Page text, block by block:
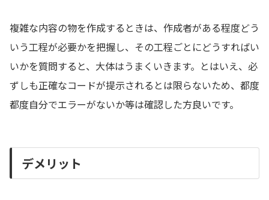
複雑な内容の物を作成するときは、作成者がある程度どう
いう工程が必要かを把握し、その工程ごとにどうすればい
いかを質問すると、大体はうまくいきます。とはいえ、必
ずしも正確なコードが提示されるとは限らないため、都度
都度自分でエラーがないか等は確認した方良いです。
デメリット